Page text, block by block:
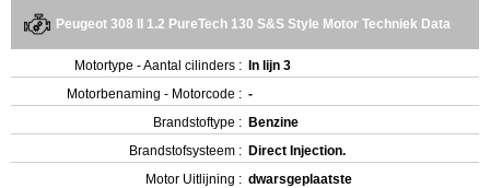
Peugeot 308 II 1.2 PureTech 130 S&S Style Motor Techniek Data
Motortype - Aantal cilinders : In lijn 3
Motorbenaming - Motorcode : -
Brandstoftype : Benzine
Brandstofsysteem : Direct Injection.
Motor Uitlijning : dwarsgeplaatste